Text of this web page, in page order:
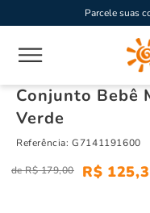
Parcele suas
Conjunto Bebê
Verde
Referência:G7141191600
R$ 179,00 R$ 125,